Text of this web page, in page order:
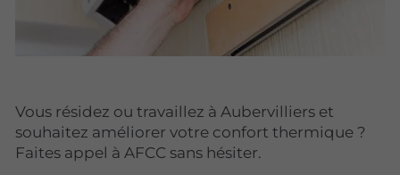
Vous résidez ou travaillez à Aubervilliers et
souhaitez améliorer votre confort thermique ?
Faites appel à AFCC sans hésiter.